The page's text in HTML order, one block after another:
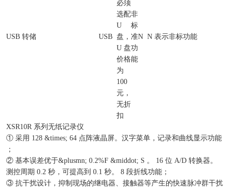
USB 转储 USB
必须
选配
U
盘，
U 盘
价格
为
100
元，
无折
扣
非
标
准
功
能
N N 表示非标功能
XSR10R 系列无纸记录仪
① 采用 128 &times; 64 点阵液晶屏。汉字菜单，记录和曲线显示功能
；
② 基本误差优于&plusmn; 0.2%F &middot; S 。 16 位 A/D 转换器。
测控周期 0.2 秒，可提高到 0.1 秒。 8 段折线功能；
③ 抗干扰设计，抑制现场的继电器、接触器等产生的快速脉冲群干扰